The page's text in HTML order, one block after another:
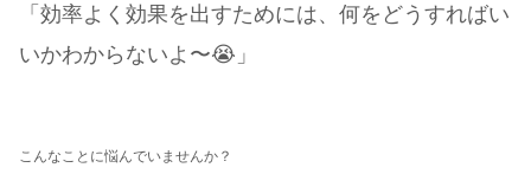
「効率よく効果を出すためには、何をどうすればい
いかわからないよ〜😭」
こんなことに悩んでいませんか？